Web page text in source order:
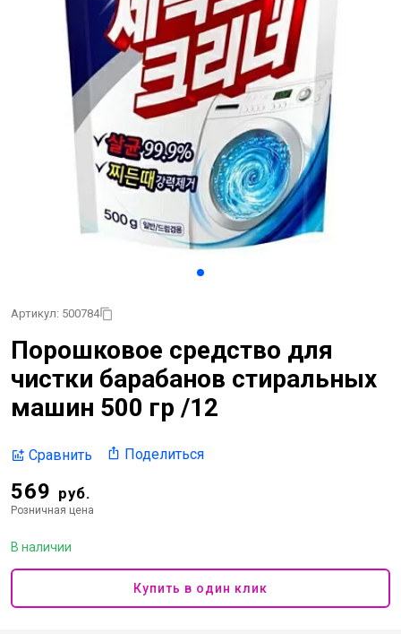
Артикул: 500784
Порошковое средство для
чистки барабанов стиральных
машин 500 гр /12
Сравнить Поделиться
569 руб.
Розничная цена
В наличии
Купить в один клик